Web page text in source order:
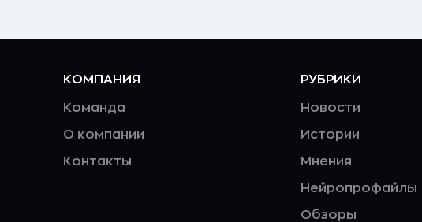
КОМПАНИЯ
Команда
О компании
Контакты
РУБРИКИ
Новости
Истории
Мнения
Нейропрофайлы
Обзоры